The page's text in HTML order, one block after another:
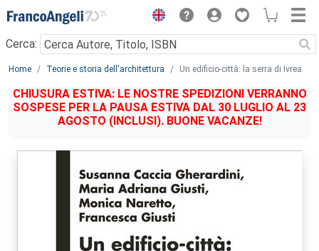
Menu
Cerca:
Main content
Home Teorie e storia dell'architettura Un edificio-città: la serra di Ivrea
CHIUSURA ESTIVA: LE NOSTRE SPEDIZIONI VERRANNO
SOSPESE PER LA PAUSA ESTIVA DAL 30 LUGLIO AL 23
AGOSTO (INCLUSI). BUONE VACANZE!